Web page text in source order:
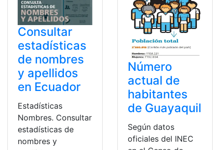
Consultar
estadísticas
de nombres
y apellidos
en Ecuador
Estadísticas
Nombres. Consultar
estadísticas de
nombres y
Número
actual de
habitantes
de Guayaquil
Según datos
oficiales del INEC